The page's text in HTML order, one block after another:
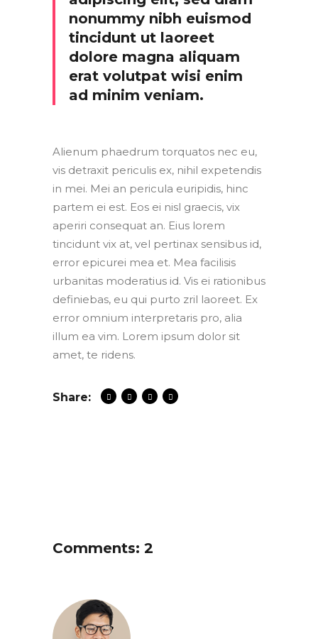
nonummy nibh euismod
tincidunt ut laoreet
dolore magna aliquam
erat volutpat wisi enim
ad minim veniam.
Alienum phaedrum torquatos nec eu,
vis detraxit periculis ex, nihil expetendis
in mei. Mei an pericula euripidis, hinc
partem ei est. Eos ei nisl graecis, vix
aperiri consequat an. Eius lorem
tincidunt vix at, vel pertinax sensibus id,
error epicurei mea et. Mea facilisis
urbanitas moderatius id. Vis ei rationibus
definiebas, eu qui purto zril laoreet. Ex
error omnium interpretaris pro, alia
illum ea vim. Lorem ipsum dolor sit
amet, te ridens.
Share:
Comments: 2